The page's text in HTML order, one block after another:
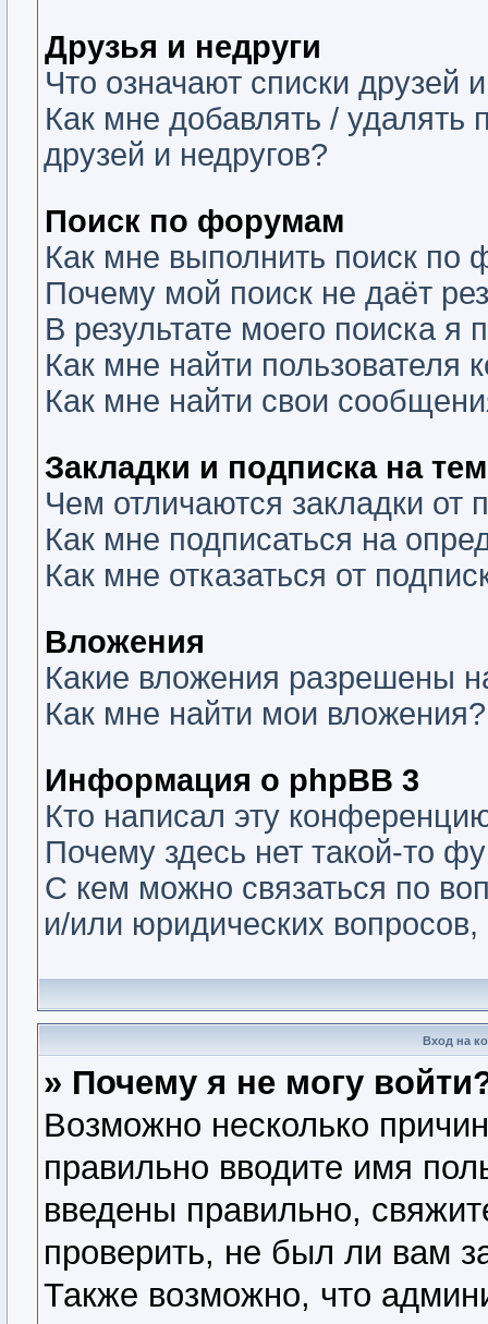
Друзья и недруги
Что означают списки друзей
Как мне добавлять / удалять
друзей и недругов?
Поиск по форумам
Как мне выполнить поиск
Почему мой поиск не даёт
В результате моего поиска я
Как мне найти пользователя
Как мне найти свои
Закладки и подписка на
Чем отличаются закладки от
Как мне подписаться на
Как мне отказаться от
Вложения
Какие вложения разрешены
Как мне найти мои вложения?
Информация о phpBB 3
Кто написал эту
Почему здесь нет такой-то
С кем можно связаться по
и/или юридических
Вход на
» Почему я не могу
Возможно несколько
правильно вводите имя
введены правильно,
проверить, не был ли вам
Также возможно, что